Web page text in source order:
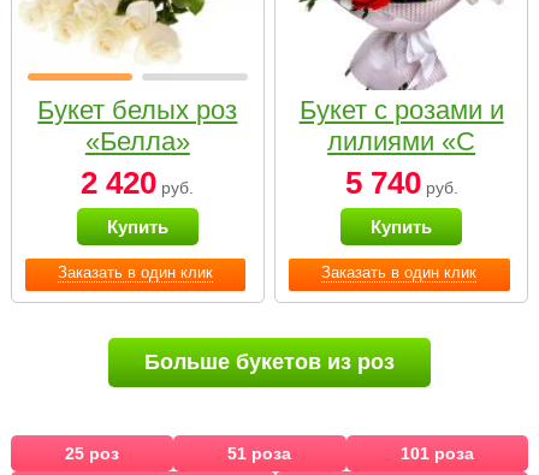
Заказать в один клик
Букет белых роз
«Белла»
2 420 руб.
Купить
Заказать в один клик
Букет с розами и
лилиями «С
наилучшими
пожеланиями»
5 740руб.
Купить
Больше букетов из роз
25 роз 51 роза
101 роза